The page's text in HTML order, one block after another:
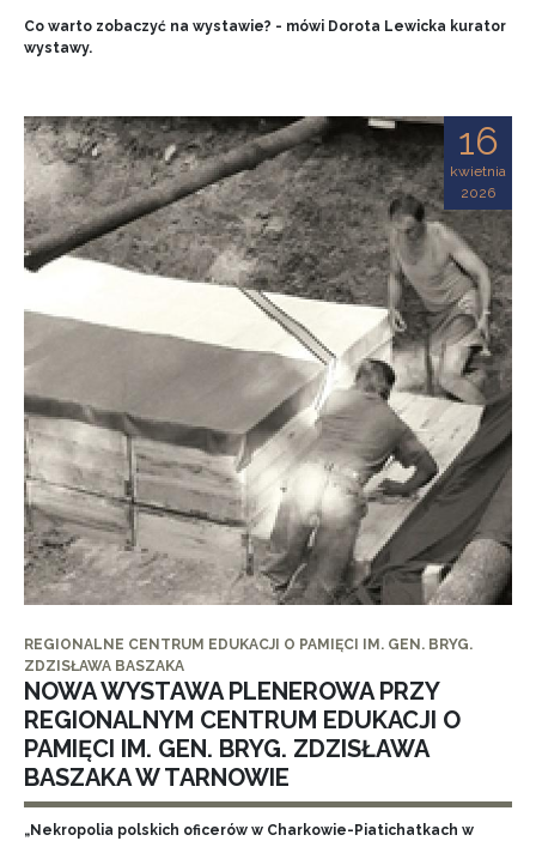
Co warto zobaczyć na wystawie? - mówi Dorota Lewicka kurator
wystawy.
16
kwietnia
2026
REGIONALNE CENTRUM EDUKACJI O PAMIĘCI IM. GEN. BRYG.
ZDZISŁAWA BASZAKA
NOWA WYSTAWA PLENEROWA PRZY
REGIONALNYM CENTRUM EDUKACJI O
PAMIĘCI IM. GEN. BRYG. ZDZISŁAWA
BASZAKA W TARNOWIE
„Nekropolia polskich oficerów w Charkowie-Piatichatkach w